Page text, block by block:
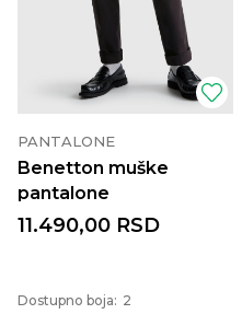
PANTALONE
Benetton muške
pantalone
11.490,00 RSD
Dostupno boja: 2